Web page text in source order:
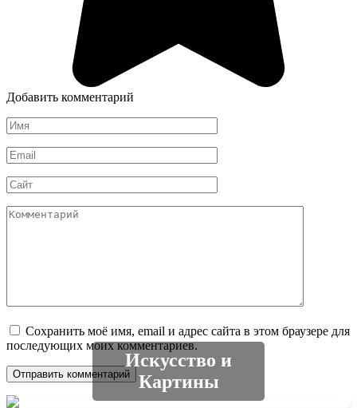
Добавить комментарий
Имя
*
Email
*
Сайт
Комментарий
Сохранить моё имя, email и адрес сайта в этом браузере для
последующих моих комментариев.
Искусство и
Картины